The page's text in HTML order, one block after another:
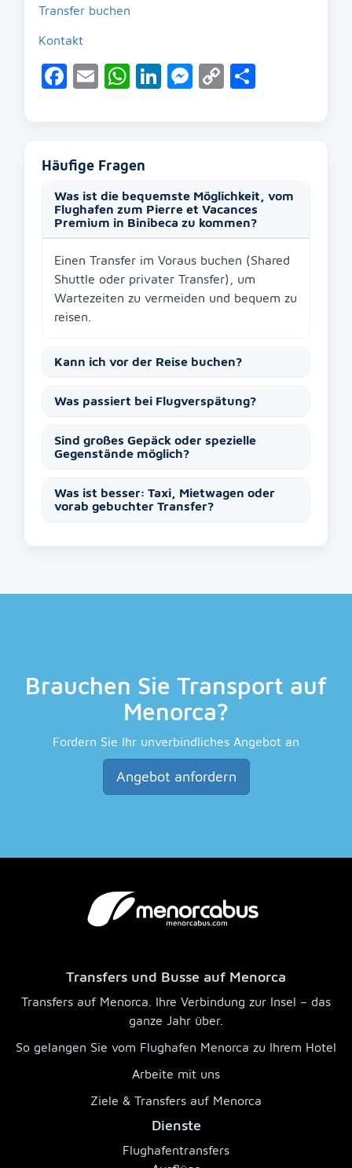
Transfer buchen
Kontakt
Facebook
EmailWhatsApp
LinkedIn
Messenger
Copy
Häufige Fragen
Was ist die bequemste Möglichkeit, vom
Flughafen zum Pierre et Vacances
Premium in Binibeca zu kommen?
Einen Transfer im Voraus buchen (Shared
Shuttle oder privater Transfer), um
Wartezeiten zu vermeiden und bequem zu
reisen.
Kann ich vor der Reise buchen?
Was passiert bei Flugverspätung?
Sind großes Gepäck oder spezielle
Gegenstände möglich?
Was ist besser: Taxi, Mietwagen oder
vorab gebuchter Transfer?
Brauchen Sie Transport auf
Menorca?
Fordern Sie Ihr unverbindliches Angebot an
Angebot anfordern
Transfers und Busse auf Menorca
Transfers auf Menorca. Ihre Verbindung zur Insel – das
ganze Jahr über.
So gelangen Sie vom Flughafen Menorca zu Ihrem Hotel
Arbeite mit uns
Ziele & Transfers auf Menorca
Dienste
Flughafentransfers